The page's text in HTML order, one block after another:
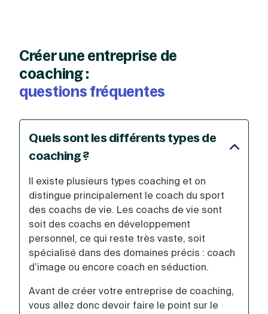
Créer une entreprise de
coaching :
questions fréquentes
Quels sont les différents types de
coaching ?
Il existe plusieurs types coaching et on
distingue principalement le coach du sport
des coachs de vie. Les coachs de vie sont
soit des coachs en développement
personnel, ce qui reste très vaste, soit
spécialisé dans des domaines précis : coach
d’image ou encore coach en séduction.
Avant de créer votre entreprise de coaching,
vous allez donc devoir faire le point sur le